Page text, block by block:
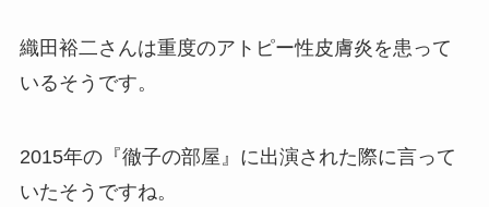
織田裕二さんは重度のアトピー性皮膚炎を患って
いるそうです。
2015年の『徹子の部屋』に出演された際に言って
いたそうですね。